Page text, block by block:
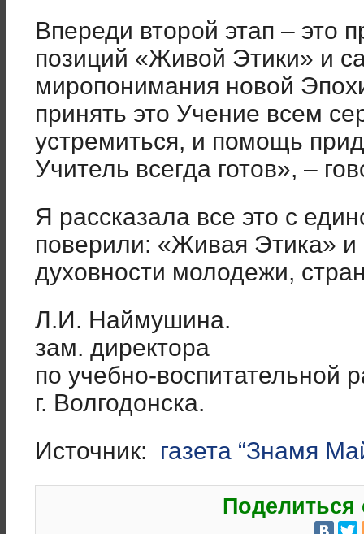
Впереди второй этап – это
позиций «Живой Этики» и
миропонимания новой
принять это Учение всем
устремиться, и помощь
Учитель всегда готов», –
Я рассказала все это с
поверили: «Живая Этика» и
духовности молодежи,
Л.И. Наймушина.
зам. директора
по учебно-воспитательной
г. Волгодонска.
Источник: газета “Знамя
Поделиться